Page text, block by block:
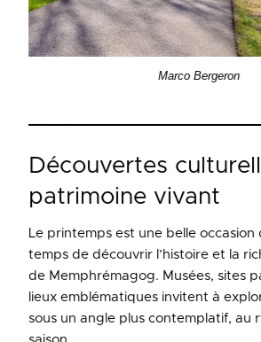
Marco Bergeron
Découvertes
patrimoine vivant
Le printemps est une belle
temps de découvrir l’histoire et la
de Memphrémagog. Musées, sites
lieux emblématiques invitent à
sous un angle plus contemplatif, au